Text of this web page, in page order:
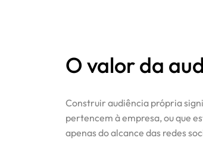
O valor da
Construir audiência própria
pertencem à empresa, ou que
apenas do alcance das redes